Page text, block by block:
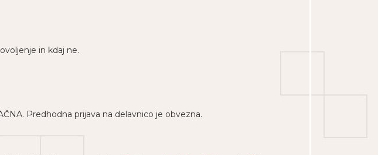
in kdaj ne.
Predhodna prijava na delavnico je obvezna.